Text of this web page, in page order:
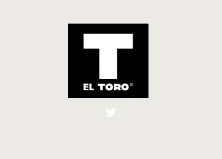
El Toro España